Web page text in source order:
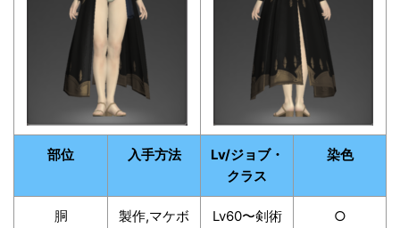
部位 入手方法
Lv/ジョブ・
クラス
染色
胴 製作,マケボ
Lv60〜剣術
○